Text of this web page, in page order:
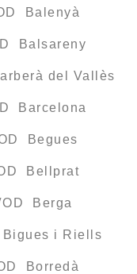
Balenyà
Balsareny
del Vallès
Barcelona
Begues
Bellprat
Berga
i Riells
Borredà